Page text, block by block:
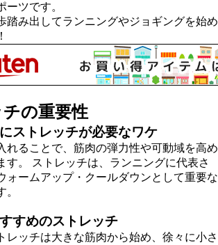
ーツです。
踏み出してランニングやジョギングを始め
の重要性
ストレッチが必要なワケ
れることで、筋肉の弾力性や可動域を高め
す。 ストレッチは、ランニングに代表さ
ォームアップ・クールダウンとして重要な
すめのストレッチ
レッチは大きな筋肉から始め、徐々に小さ